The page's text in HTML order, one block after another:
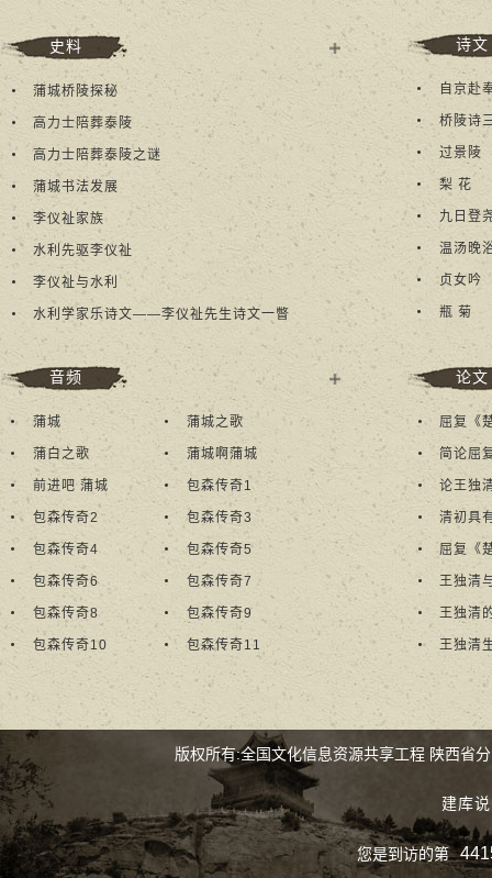
史料
多
蒲城桥陵探秘
高力士陪葬泰陵
高力士陪葬泰陵之谜
蒲城书法发展
李仪祉家族
水利先驱李仪祉
李仪祉与水利
水利学家乐诗文——李仪祉先生诗文一瞥
诗文
过景陵
梨 花
温汤晚
贞女吟
瓶 菊
音频
蒲城 蒲城之歌
蒲白之歌 蒲城啊蒲城
前进吧 蒲城 包森传奇1
包森传奇2 包森传奇3
包森传奇4 包森传奇5
包森传奇6 包森传奇7
包森传奇8 包森传奇9
包森传奇10 包森传奇11
论文
屈复《
简论屈
论王独
清初具
屈复《
王独清
王独清
王独清
版权所有:全国文化信息资源共享工程 陕西省
建库
您是到访的第